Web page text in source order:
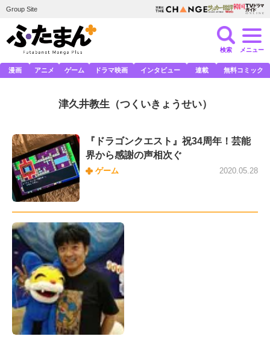
Group Site
検索 メニュー
漫画 アニメ ゲーム ドラマ映画 インタビュー 連載 無料コミック
津久井教生（つくいきょうせい）
『ドラゴンクエスト』祝34周年！芸能
界から感謝の声相次ぐ
ゲーム 2020.05.28